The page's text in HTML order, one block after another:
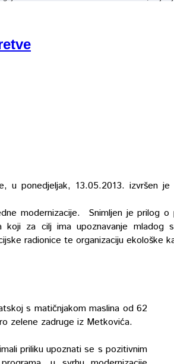
u ponedjeljak, 13.05.2013. izvršen
modernizacije. Snimljen je prilog o
za cilj ima upoznavanje mladog
radionice te organizaciju ekološke
s matičnjakom maslina od 62
zelene zadruge iz Metkovića.
priliku upoznati se s pozitivnim